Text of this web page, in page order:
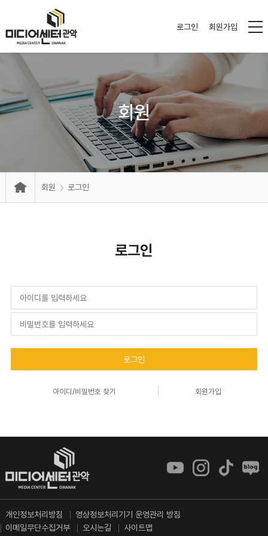
로그인 회원가입
회원
회원 로그인
로그인
로그인
아이디/비밀번호 찾기 회원가입
개인정보처리방침
영상정보처리기기 운영관리 방침
이메일무단수집거부
오시는길 사이트맵